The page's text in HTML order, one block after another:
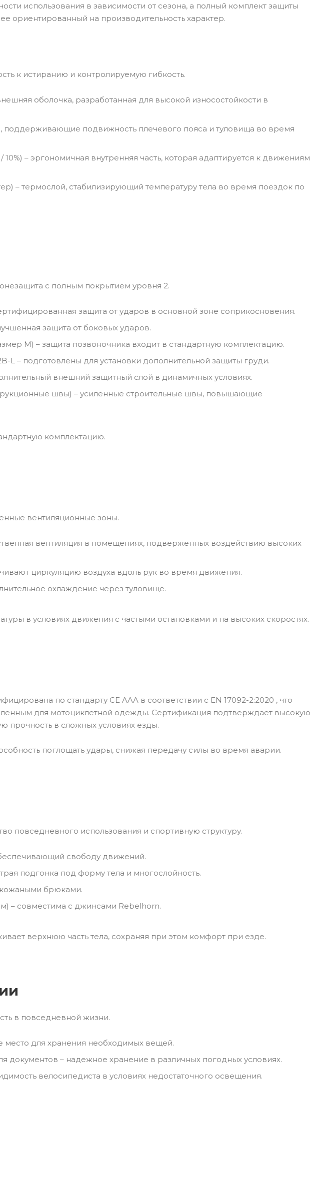
использования в зависимости от сезона, а полный комплект защиты
ориентированный на производительность характер.
к истиранию и контролируемую гибкость.
оболочка, разработанная для высокой износостойкости в
поддерживающие подвижность плечевого пояса и туловища во время
– эргономичная внутренняя часть, которая адаптируется к движениям
– термослой, стабилизирующий температуру тела во время поездок по
с полным покрытием уровня 2.
защита от ударов в основной зоне соприкосновения.
защита от боковых ударов.
M) – защита позвоночника входит в стандартную комплектацию.
L – подготовлены для установки дополнительной защиты груди.
внешний защитный слой в динамичных условиях.
швы) – усиленные строительные швы, повышающие
комплектацию.
вентиляционные зоны.
вентиляция в помещениях, подверженных воздействию высоких
циркуляцию воздуха вдоль рук во время движения.
охлаждение через туловище.
в условиях движения с частыми остановками и на высоких скоростях.
по стандарту CE AAA в соответствии с EN 17092-2:2020 , что
для мотоциклетной одежды. Сертификация подтверждает высокую
прочность в сложных условиях езды.
поглощать удары, снижая передачу силы во время аварии.
повседневного использования и спортивную структуру.
свободу движений.
подгонка под форму тела и многослойность.
кожаными брюками.
– совместима с джинсами Rebelhorn.
верхнюю часть тела, сохраняя при этом комфорт при езде.
в повседневной жизни.
для хранения необходимых вещей.
– надежное хранение в различных погодных условиях.
велосипедиста в условиях недостаточного освещения.